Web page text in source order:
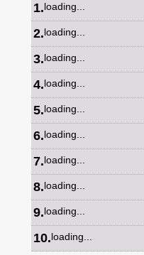
1.loading...
2.loading...
3.loading...
4.loading...
5.loading...
6.loading...
7.loading...
8.loading...
9.loading...
10.loading...